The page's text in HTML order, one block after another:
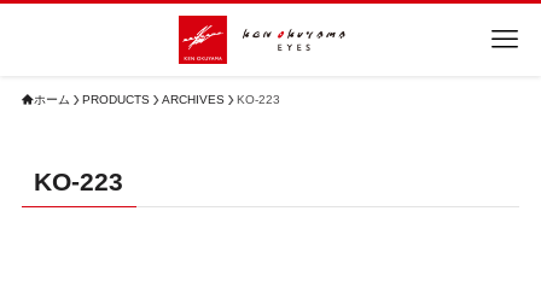
ホーム PRODUCTS ARCHIVES KO-223
KO-223